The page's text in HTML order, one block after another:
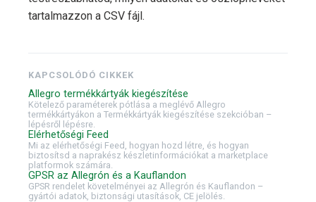
tartalmazzon a CSV fájl.
KAPCSOLÓDÓ CIKKEK
Allegro termékkártyák kiegészítése
Kötelező paraméterek pótlása a meglévő Allegro
termékkártyákon a Termékkártyák kiegészítése szekcióban –
lépésről lépésre.
Elérhetőségi Feed
Mi az elérhetőségi Feed, hogyan hozd létre, és hogyan
biztosítsd a naprakész készletinformációkat a marketplace
platformok számára.
GPSR az Allegrón és a Kauflandon
GPSR rendelet követelményei az Allegrón és Kauflandon –
gyártói adatok, biztonsági utasítások, CE jelölés.